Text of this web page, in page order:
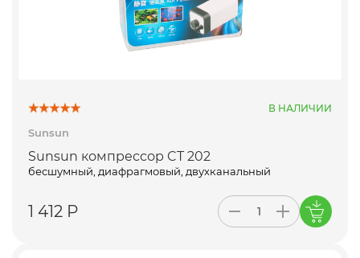
В НАЛИЧИИ
Sunsun
Sunsun компрессор CT 202
бесшумный, диафрагмовый, двухканальный
1 412 Р